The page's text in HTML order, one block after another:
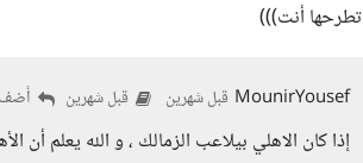
تطرحها أنت)))
MounirYousef قبل شهرين قبل شهرين
إذا كان الاهلي بيلاعب الزمالك ، و الله يعلم أن